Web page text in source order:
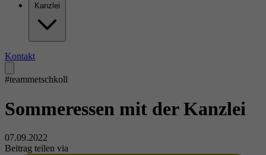
Kanzlei
Kontakt
#teammetschkoll
Sommeressen mit der Kanzlei
07.09.2022
Beitrag teilen via